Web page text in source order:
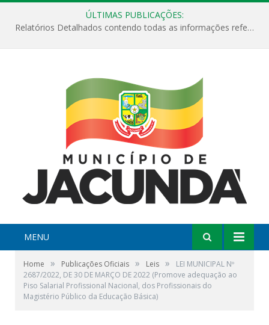
ÚLTIMAS PUBLICAÇÕES:
Relatórios Detalhados contendo todas as informações referentes a execução de recursos destinados ao fomento de projetos culturais no Município de Jacundá entre os anos de 2022 ao presente ano de 2026.
MENU
Home » Publicações Oficiais » Leis »
LEI MUNICIPAL Nº
2687/2022, DE 30 DE MARÇO DE 2022 (Promove adequação ao
Piso Salarial Profissional Nacional, dos Profissionais do
Magistério Público da Educação Básica)